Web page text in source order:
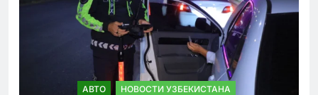
АВТО НОВОСТИ УЗБЕКИСТАНА